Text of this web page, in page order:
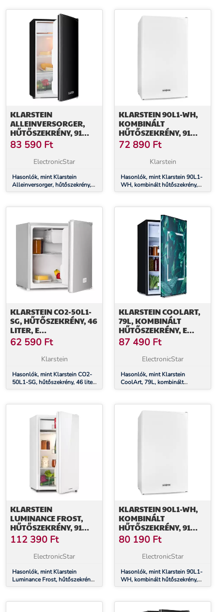
fagyasztórekesz, fekete
üvegpolc, fekete
KLARSTEIN
ALLEINVERSORGER,
HŰTŐSZEKRÉNY, 91
LITER, E
ENERGIAHATÉKONYSÁGI
OSZTÁLY, 2 EMELETES
FEKETE
83 590 Ft
ElectronicStar
Hasonlók, mint Klarstein
Alleinversorger, hűtőszekrény,
91 liter, E energiahatékonysági
fagyasztórekesz, fekete
KLARSTEIN 90L1-WH,
KOMBINÁLT
HŰTŐSZEKRÉNY, 91
LITER, E
ENERGIAHATÉKONYSÁGI
72 890 Ft
Klarstein
Hasonlók, mint Klarstein 90L1-
WH, kombinált hűtőszekrény,
91 liter, E energiahatékonysági
KLARSTEIN CO2-50L1-
SG, HŰTŐSZEKRÉNY, 46
LITER, E
ENERGIAHATÉKONYSÁGI
OSZTÁLY,
ROZSDAMENTES ACÉL,
62 590 Ft
Klarstein
Hasonlók, mint Klarstein CO2-
50L1-SG, hűtőszekrény, 46 liter,
E energiahatékonysági osztály,
KLARSTEIN COOLART,
79L, KOMBINÁLT
HŰTŐSZEKRÉNY, E
ENERGIAHATÉKONYSÁGI
OSZTÁLY, 9 LITER
FAGYASZTÓ,
AJTÓ
87 490 Ft
ElectronicStar
Hasonlók, mint Klarstein
CoolArt, 79L, kombinált
hűtőszekrény, E
liter fagyasztó, formatervezett
KLARSTEIN
LUMINANCE FROST,
HŰTŐSZEKRÉNY, 91
LITER, E
ENERGIAHATÉKONYSÁGI
OSZTÁLY, ZÖLDSÉG
FEHÉR
112 390 Ft
ElectronicStar
Hasonlók, mint Klarstein
Luminance Frost, hűtőszekrény,
91 liter, E energiahatékonysági
üvegpolc, fehér
KLARSTEIN 90L1-WH,
KOMBINÁLT
HŰTŐSZEKRÉNY, 91
LITER, E
ENERGIAHATÉKONYSÁGI
OSZTÁLY
80 190 Ft
ElectronicStar
Hasonlók, mint Klarstein 90L1-
WH, kombinált hűtőszekrény,
91 liter, E energiahatékonysági